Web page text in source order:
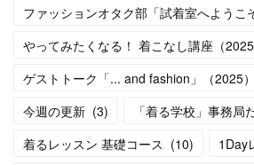
ファッションオタク部「試着室へようこ
やってみたくなる！ 着こなし講座（2025
ゲストトーク「... and fashion」（2025）
今週の更新 (3) 「着る学校」事務局
着るレッスン 基礎コース (10) 1Day